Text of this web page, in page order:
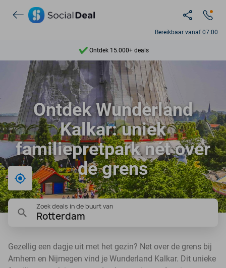
Bereikbaar vanaf 07:00
Ontdek 15.000+ deals
7 dagen per week beschikbaar
10+ miljoen leden
9,4
Ontdek 15.000+ deals
Ontdek Wunderland
Kalkar: uniek
familiepretpark nét over
de grens
Bij mij in de buurt
Zoek deals in de buurt van
Rotterdam
Gezellig een dagje uit met het gezin? Net over de grens bij
Arnhem en Nijmegen vind je Wunderland Kalkar. Dit unieke